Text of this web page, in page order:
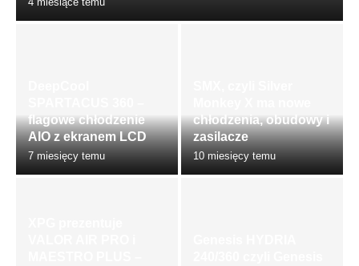
flagowe chłodzenie
AIO z ekranem LCD
7 miesięcy temu
chłodzenia, obudowy i
zasilacze
10 miesięcy temu